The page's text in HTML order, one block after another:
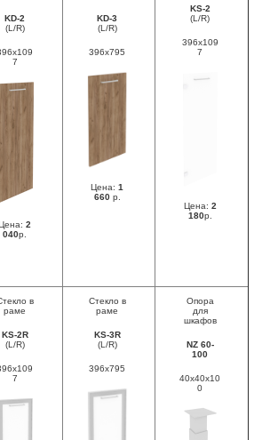
KD-2
(L/R)
7
2
040р.
KD-3
(L/R)
396x795
Цена: 1
660 р.
KS-2
(L/R)
396x109
7
Цена: 2
180р.
в
раме
KS-2R
(L/R)
7
Стекло в
раме
KS-3R
(L/R)
396x795
Опора
для
шкафов
NZ 60-
100
40x40x10
0